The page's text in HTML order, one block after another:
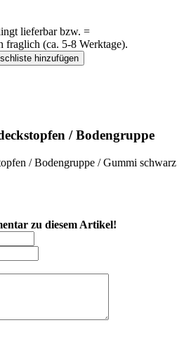
lieferbar bzw. =
fraglich (ca. 5-8 Werktage).
/ Bodengruppe
/ Bodengruppe / Gummi schwarz
zu diesem Artikel!